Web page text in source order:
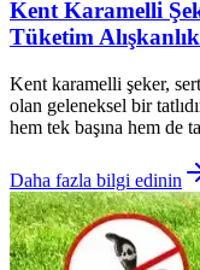
Kent Karamelli
Tüketim
Kent karamelli şeker,
olan geleneksel bir
hem tek başına hem de
Daha fazla bilgi edinin